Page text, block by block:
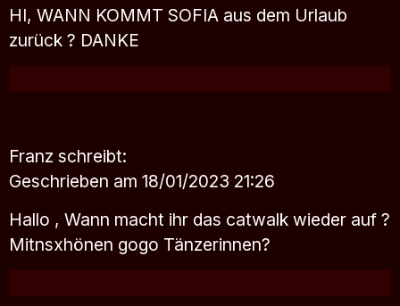
HI, WANN KOMMT SOFIA aus dem Urlaub
zurück ? DANKE
Franz schreibt:
Geschrieben am 18/01/2023 21:26
Hallo , Wann macht ihr das catwalk wieder auf ?
Mitnsxhönen gogo Tänzerinnen?